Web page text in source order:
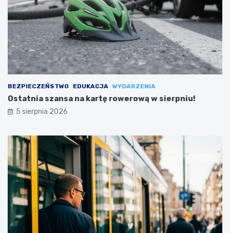
BEZPIECZEŃSTWO EDUKACJA WYDARZENIA
Ostatnia szansa na kartę rowerową w sierpniu!
5 sierpnia 2026